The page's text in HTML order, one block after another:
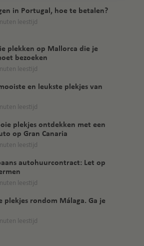
in Portugal, hoe te betalen?
leestijd
plekken op Mallorca die je
bezoeken
leestijd
en leukste plekjes van
leestijd
plekjes ontdekken met een
op Gran Canaria
leestijd
autohuurcontract: Let op
leestijd
plekjes rondom Málaga. Ga je
leestijd